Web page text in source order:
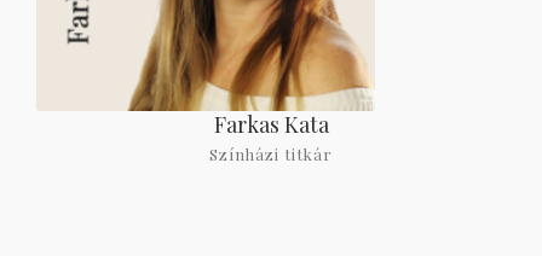
Farkas Kata
Színházi titkár